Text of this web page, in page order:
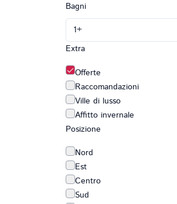
Bagni
1+
Extra
Offerte
Raccomandazioni
Ville di lusso
Affitto invernale
Posizione
Nord
Est
Centro
Sud